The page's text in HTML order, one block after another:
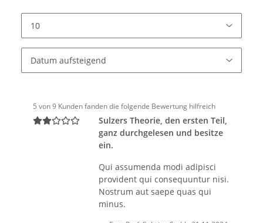
5 von 9 Kunden fanden die folgende Bewertung hilfreich
Sulzers Theorie, den ersten Teil,
ganz durchgelesen und besitze
ein.
Qui assumenda modi adipisci
provident qui consequuntur nisi.
Nostrum aut saepe quas qui
minus.